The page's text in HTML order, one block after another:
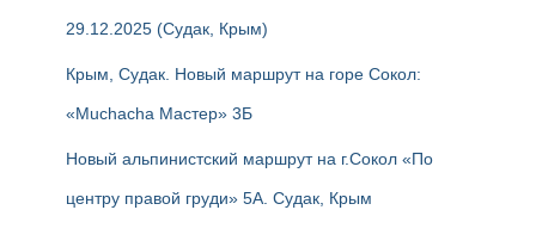
29.12.2025 (Судак, Крым)
Крым, Судак. Новый маршрут на горе Сокол:
«Muchacha Мастер» 3Б
Новый альпинистский маршрут на г.Сокол «По
центру правой груди» 5А. Судак, Крым